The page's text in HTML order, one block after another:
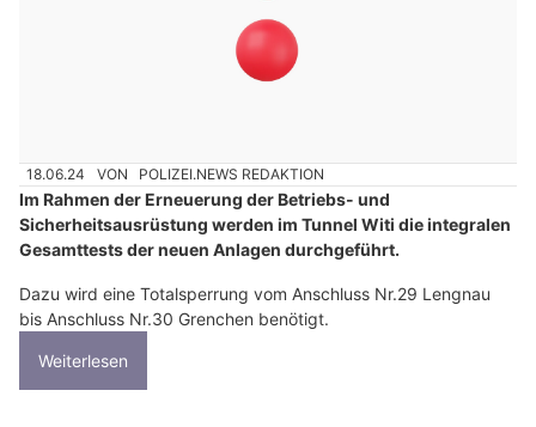
18.06.24 VON POLIZEI.NEWS REDAKTION
Im Rahmen der Erneuerung der Betriebs- und
Sicherheitsausrüstung werden im Tunnel Witi die integralen
Gesamttests der neuen Anlagen durchgeführt.
Dazu wird eine Totalsperrung vom Anschluss Nr.29 Lengnau
bis Anschluss Nr.30 Grenchen benötigt.
Weiterlesen